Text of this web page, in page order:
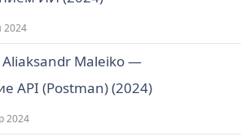
2024
Maleiko ―
API (Postman) (2024)
2024